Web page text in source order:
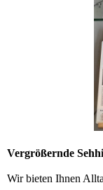
Vergrößernde
Wir bieten Ihnen